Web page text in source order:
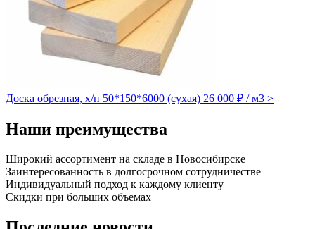
Доска обрезная, х/п 50*150*6000 (сухая) 26 000 ₽ / м3 >
Наши преимущества
Широкий ассортимент на складе в Новосибирске
Заинтересованность в долгосрочном сотрудничестве
Индивидуальный подход к каждому клиенту
Скидки при больших объемах